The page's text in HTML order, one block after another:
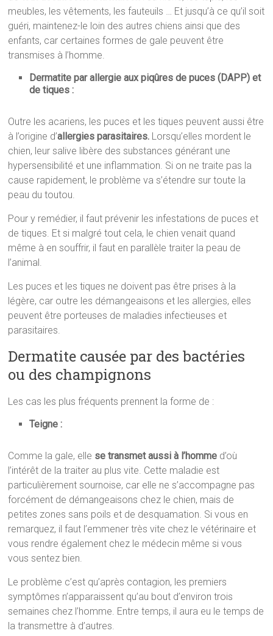
meubles, les vêtements, les fauteuils … Et jusqu’à ce qu’il soit
guéri, maintenez-le loin des autres chiens ainsi que des
enfants, car certaines formes de gale peuvent être
transmises à l’homme.
Dermatite par allergie aux piqûres de puces (DAPP) et
de tiques :
Outre les acariens, les puces et les tiques peuvent aussi être
à l’origine d’allergies parasitaires. Lorsqu’elles mordent le
chien, leur salive libère des substances générant une
hypersensibilité et une inflammation. Si on ne traite pas la
cause rapidement, le problème va s’étendre sur toute la
peau du toutou.
Pour y remédier, il faut prévenir les infestations de puces et
de tiques. Et si malgré tout cela, le chien venait quand
même à en souffrir, il faut en parallèle traiter la peau de
l’animal.
Les puces et les tiques ne doivent pas être prises à la
légère, car outre les démangeaisons et les allergies, elles
peuvent être porteuses de maladies infectieuses et
parasitaires.
Dermatite causée par des bactéries
ou des champignons
Les cas les plus fréquents prennent la forme de :
Teigne :
Comme la gale, elle se transmet aussi à l’homme d’où
l’intérêt de la traiter au plus vite. Cette maladie est
particulièrement sournoise, car elle ne s’accompagne pas
forcément de démangeaisons chez le chien, mais de
petites zones sans poils et de desquamation. Si vous en
remarquez, il faut l’emmener très vite chez le vétérinaire et
vous rendre également chez le médecin même si vous
vous sentez bien.
Le problème c’est qu’après contagion, les premiers
symptômes n’apparaissent qu’au bout d’environ trois
semaines chez l’homme. Entre temps, il aura eu le temps de
la transmettre à d’autres.